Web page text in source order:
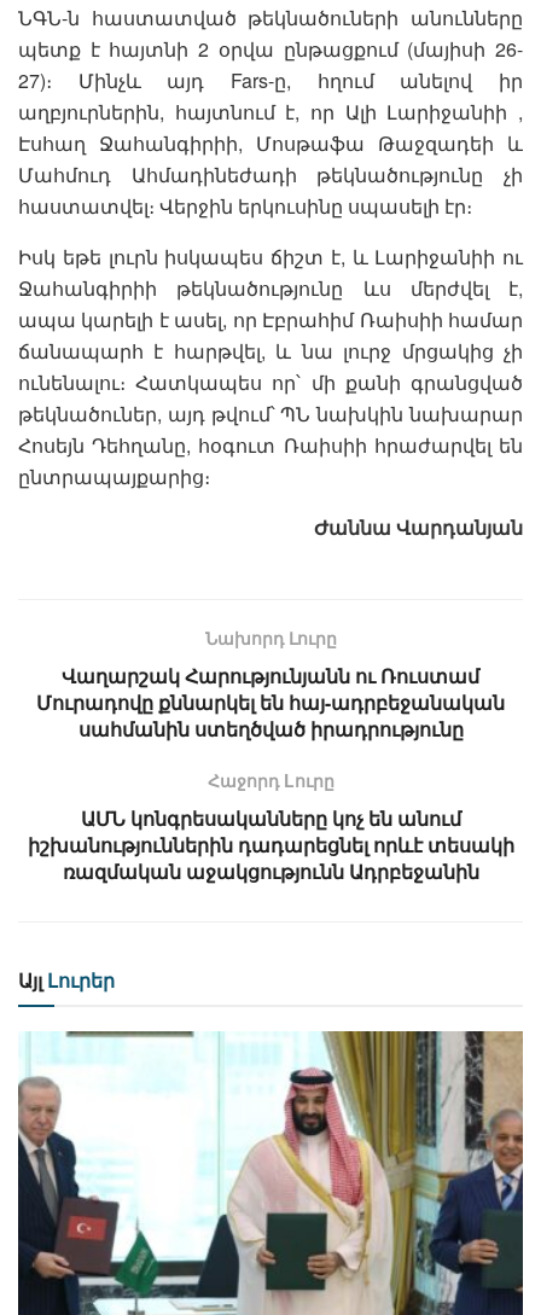
ՆԳՆ-ն հաստատված թեկնածուների անունները
պետք է հայտնի 2 օրվա ընթացքում (մայիսի 26-
27)։ Մինչև այդ Fars-ը, հղում անելով իր
աղբյուրներին, հայտնում է, որ Ալի Լարիջանիի ,
Էսհաղ Ջահանգիրիի, Մոսթաֆա Թաջզադեի և
Մահմուդ Ահմադինեժադի թեկնածությունը չի
հաստատվել։ Վերջին երկուսինը սպասելի էր։
Իսկ եթե լուրն իսկապես ճիշտ է, և Լարիջանիի ու
Ջահանգիրիի թեկնածությունը ևս մերժվել է,
ապա կարելի է ասել, որ Էբրահիմ Ռաիսիի համար
ճանապարհ է հարթվել, և նա լուրջ մրցակից չի
ունենալու։ Հատկապես որ՝ մի քանի գրանցված
թեկնածուներ, այդ թվում՝ ՊՆ նախկին նախարար
Հոսեյն Դեհղանը, հօգուտ Ռաիսիի հրաժարվել են
ընտրապայքարից։
Ժաննա Վարդանյան
Նախորդ Լուրը
Վաղարշակ Հարությունյանն ու Ռուստամ
Մուրադովը քննարկել են հայ-ադրբեջանական
սահմանին ստեղծված իրադրությունը
Հաջորդ Lուրը
ԱՄՆ կոնգրեսականները կոչ են անում
իշխանություններին դադարեցնել որևէ տեսակի
ռազմական աջակցությունն Ադրբեջանին
Այլ Լուրեր